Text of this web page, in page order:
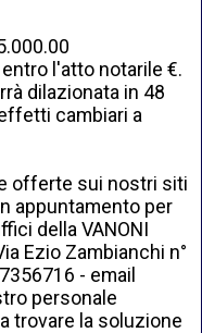
l'atto notarile €.
dilazionata in 48
cambiari a
offerte sui nostri siti
appuntamento per
della VANONI
Ezio Zambianchi n°
- email
personale
trovare la soluzione